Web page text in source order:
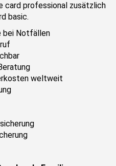
card professional zusätzlich
basic.
bei Notfällen
weltweit